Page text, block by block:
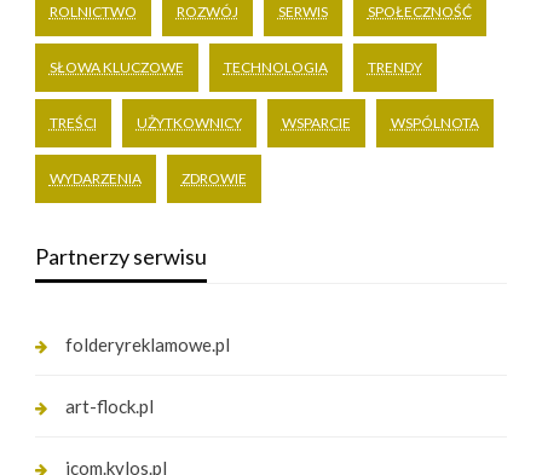
ROLNICTWO ROZWÓJ SERWIS SPOŁECZNOŚĆ
SŁOWA KLUCZOWE TECHNOLOGIA TRENDY
TREŚCI UŻYTKOWNICY WSPARCIE WSPÓLNOTA
WYDARZENIA ZDROWIE
Partnerzy serwisu
folderyreklamowe.pl
art-flock.pl
icom.kylos.pl